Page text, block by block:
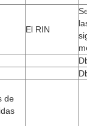
El RIN
de